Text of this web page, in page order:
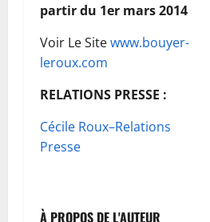
partir du 1er mars 2014
Voir Le Sitewww.bouyer-
leroux.com
RELATIONS PRESSE :
Cécile Roux–Relations
Presse
À PROPOS DE L'AUTEUR